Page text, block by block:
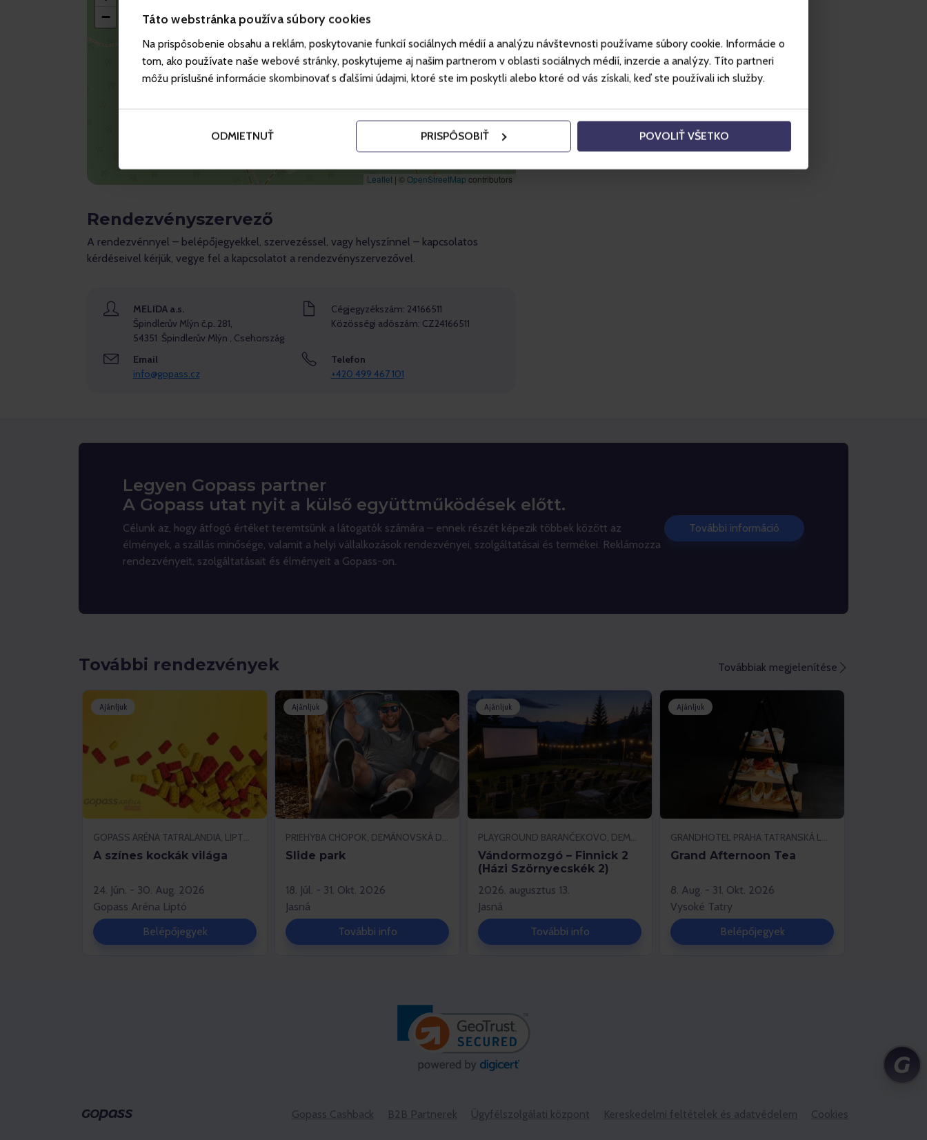
Táto webstránka používa súbory cookies
Na prispôsobenie obsahu a reklám, poskytovanie funkcií sociálnych médií a analýzu návštevnosti používame súbory cookie. Informácie o
tom, ako používate naše webové stránky, poskytujeme aj našim partnerom v oblasti sociálnych médií, inzercie a analýzy. Títo partneri
môžu príslušné informácie skombinovať s ďalšími údajmi, ktoré ste im poskytli alebo ktoré od vás získali, keď ste používali ich služby.
ODMIETNUŤ PRISPÔSOBIŤ POVOLIŤ VŠETKO
−
Leaflet | ©OpenStreetMap contributors
Rendezvényszervező
A rendezvénnyel – belépőjegyekkel, szervezéssel, vagy helyszínnel – kapcsolatos
kérdéseivel kérjük, vegye fel a kapcsolatot a rendezvényszervezővel.
MELIDA a.s.
Špindlerův Mlýn č.p. 281,
54351 Špindlerův Mlýn , Csehország
Cégjegyzékszám: 24166511
Közösségi adószám: CZ24166511
Email
info@gopass.cz
Telefon
+420 499 467 101
Legyen Gopass partner
A Gopass utat nyit a külső együttműködések előtt.
Célunk az, hogy átfogó értéket teremtsünk a látogatók számára – ennek részét képezik többek között az
élmények, a szállás minősége, valamit a helyi vállalkozások rendezvényei, szolgáltatásai és termékei. Reklámozza
rendezvényeit, szolgáltatásait és élményeit a Gopass-on.
További információ
További rendezvények Továbbiak megjelenítése
Ajánljuk
GOPASS ARÉNA TATRALANDIA, LIPTOVSKÝ MIKULÁŠ
A színes kockák világa
24. Jún. - 30. Aug. 2026
Gopass Aréna Liptó
Belépőjegyek
Ajánljuk
PRIEHYBA CHOPOK, DEMÄNOVSKÁ DOLINA
Slide park
18. Júl. - 31. Okt. 2026
Jasná
További info
Ajánljuk
PLAYGROUND BARANČEKOVO, DEMÄNOVSKÁ DOLINA
Vándormozgó – Finnick 2
(Házi Szörnyecskék 2)
2026. augusztus 13.
Jasná
További info
Ajánljuk
GRANDHOTEL PRAHA TATRANSKÁ LOMNICA, VYSOKÉ TATRY
Grand Afternoon Tea
8. Aug. - 31. Okt. 2026
Vysoké Tatry
Belépőjegyek
Gopass Cashback B2B Partnerek Ügyfélszolgálati központ Kereskedelmi feltételek és adatvédelem Cookies